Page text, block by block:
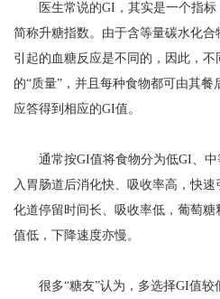
医生常说的GI，其实是一个指标
简称升糖指数。由于含等量碳水化
引起的血糖反应是不同的，因此，不
的“质量”，并且每种食物都可由其
应答得到相应的GI值。
通常按GI值将食物分为低GI、中
入胃肠道后消化快、吸收率高，快
化道停留时间长、吸收率低，葡萄
值低，下降速度亦慢。
很多“糖友”认为，多选择GI值较